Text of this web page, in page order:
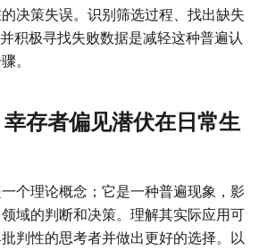
决策失误。识别筛选过程、找出缺失
积极寻找失败数据是减轻这种普遍认
。
存者偏见潜伏在日常生
个理论概念；它是一种普遍现象，影
域的判断和决策。理解其实际应用可
判性的思考者并做出更好的选择。以